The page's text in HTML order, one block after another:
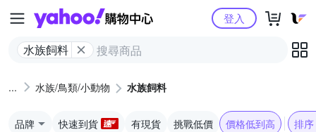
Yahoo購物中心
水族飼料
登入
水族/鳥類/小動物 水族飼料
品牌 快速到貨 有現貨 挑戰低價 價格低到高 排序